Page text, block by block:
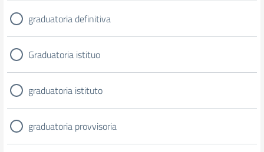
graduatoria definitiva
Graduatoria istituo
graduatoria istituto
graduatoria provvisoria